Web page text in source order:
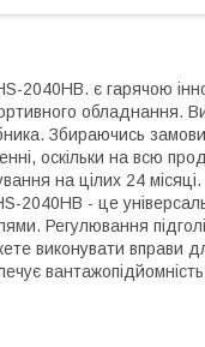
2040HB. є гарячою
обладнання.
Збираючись
оскільки на всю
на цілих 24 місяці.
2040HB - це
Регулювання
виконувати вправи